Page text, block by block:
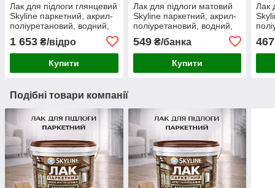
Лак для підлоги глянцевий
Skyline паркетний, акрил-
поліуретановий, водний,
зносостійкий, без запаху, 3
л
1 653 ₴/відро
Купити
Лак для підлоги матовий
Skyline паркетний, акрил-
поліуретановий, водний,
зносостійкий, без запаху,
750 мл
549₴/банка
Купити
Лак
750
467
Подібні товари компанії